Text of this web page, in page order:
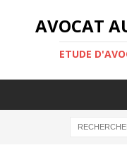
AVOCAT
ETUDE